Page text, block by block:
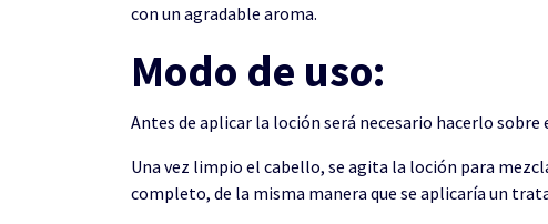
con un agradable aroma.
Modo de uso:
Antes de aplicar la loción será necesario hacerlo
Una vez limpio el cabello, se agita la loción para
completo, de la misma manera que se aplicaría un